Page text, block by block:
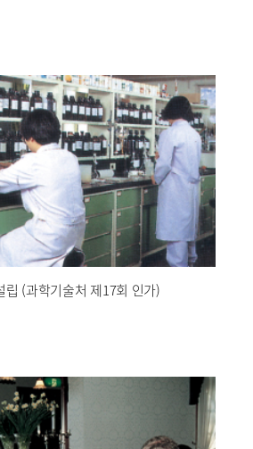
립 (과학기술처 제17회 인가)